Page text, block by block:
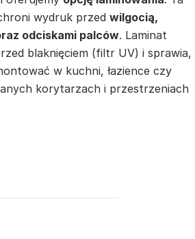
wydruk przed wilgocią,
odciskami palców. Laminat
blaknięciem (filtr UV) i sprawia,
w kuchni, łazience czy
korytarzach i przestrzeniach